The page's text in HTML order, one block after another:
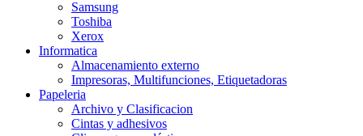
Samsung
Toshiba
Xerox
Informatica
Almacenamiento externo
Impresoras, Multifunciones, Etiquetadoras
Papeleria
Archivo y Clasificacion
Cintas y adhesivos